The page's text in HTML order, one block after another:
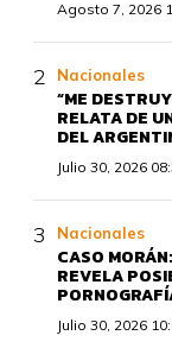
Agosto 7, 2026
Nacionales
“ME
RELATA DE
DEL
Julio 30, 2026
Nacionales
CASO
REVELA
Julio 30, 2026